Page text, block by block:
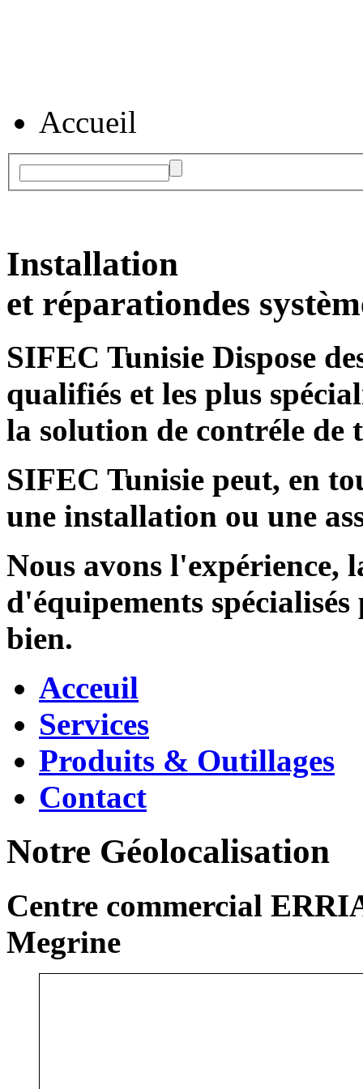
Accueil
Installation
et réparationdes
SIFEC Tunisie Dispose
qualifiés et les plus
la solution de contréle de
SIFEC Tunisie peut, en
une installation ou une
Nous avons l'expérience,
d'équipements
bien.
Acceuil
Services
Produits & Outillages
Contact
Notre Géolocalisation
Centre commercial
Megrine